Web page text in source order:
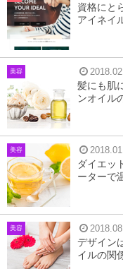
資格にと
アイネイ
美容
髪にも肌
ンオイル
美容
ダイエッ
ーターで
美容
デザイン
イルの関